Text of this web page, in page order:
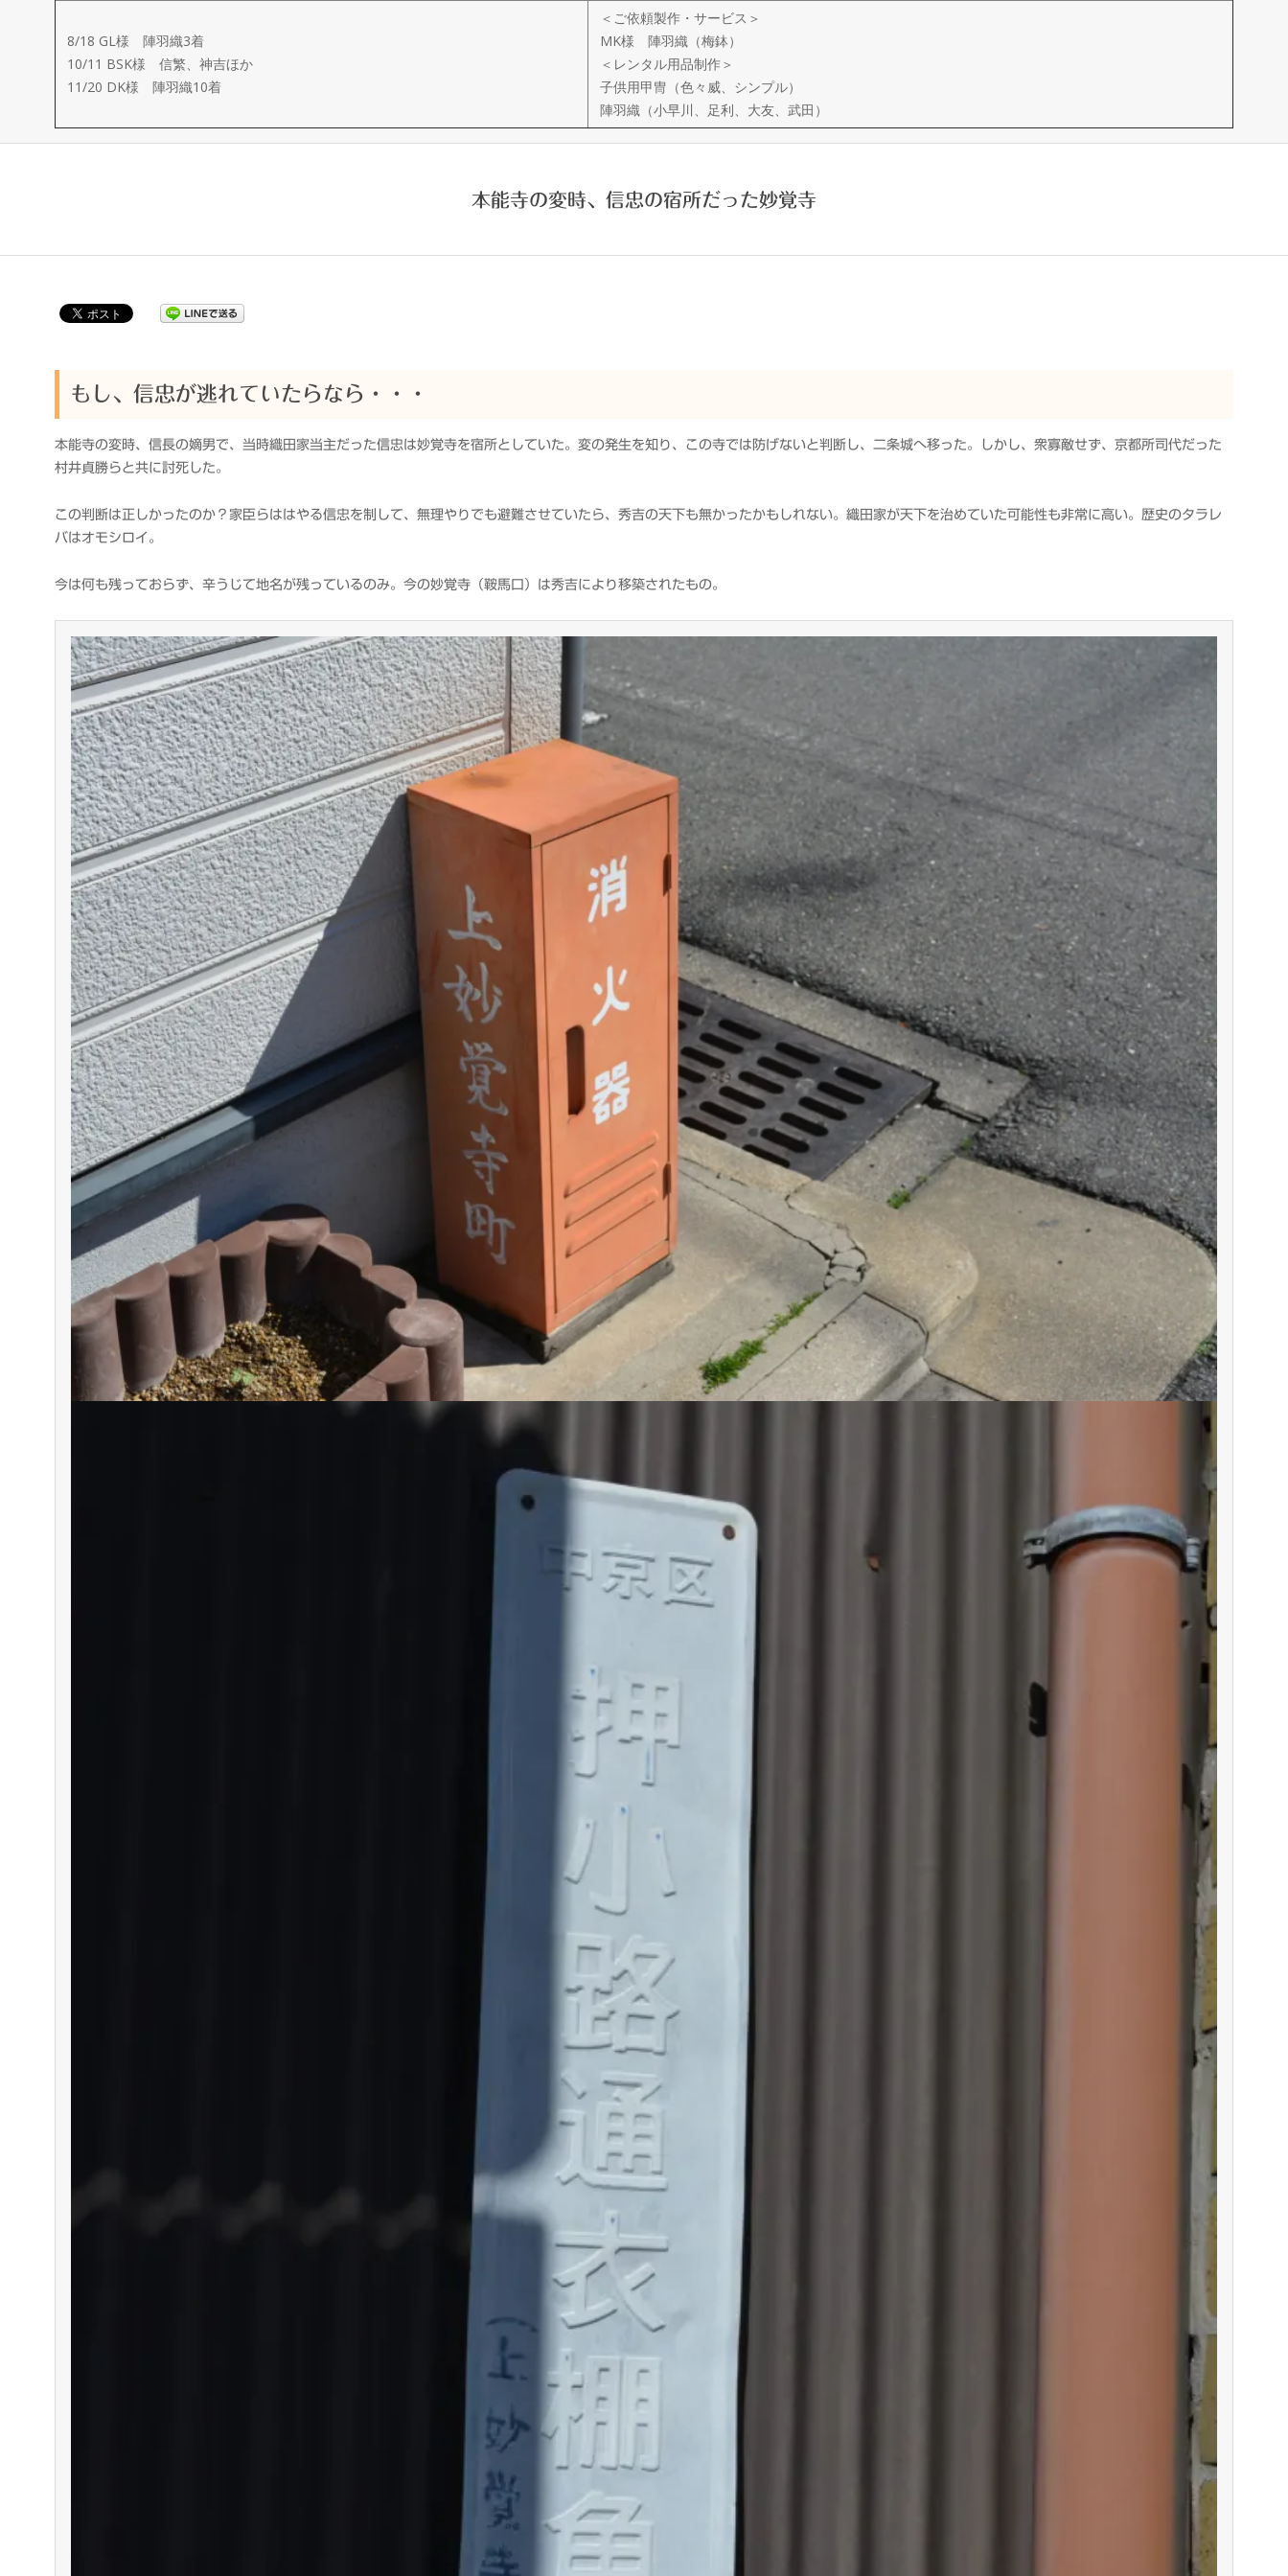
ー
メ
イ
製
作
武
楽
衆
8/18 GL様 陣羽織3着
10/11 BSK様 信繁、神吉ほか
11/20 DK様 陣羽織10着
＜ご依頼製作・サービス＞
MK様 陣羽織（梅鉢）
＜レンタル用品制作＞
子供用甲冑（色々威、シンプル）
陣羽織（小早川、足利、大友、武田）
本能寺の変時、信忠の宿所だった妙覚寺
もし、信忠が逃れていたらなら・・・
本能寺の変時、信長の嫡男で、当時織田家当主だった信忠は妙覚寺を宿所としていた。変の発生を知り、この寺では防げないと判断し、二条城へ移った。しかし、衆寡敵せず、京都所司代だった
村井貞勝らと共に討死した。
この判断は正しかったのか？家臣らははやる信忠を制して、無理やりでも避難させていたら、秀吉の天下も無かったかもしれない。織田家が天下を治めていた可能性も非常に高い。歴史のタラレ
バはオモシロイ。
今は何も残っておらず、辛うじて地名が残っているのみ。今の妙覚寺（鞍馬口）は秀吉により移築されたもの。